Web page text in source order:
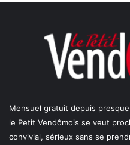
Mensuel gratuit depuis
le Petit Vendômois se veut
convivial, sérieux sans se